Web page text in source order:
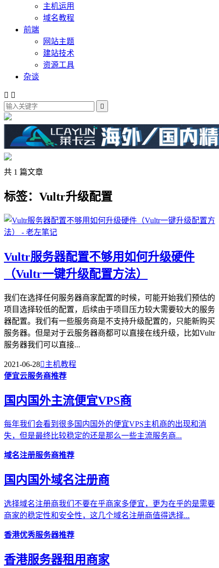
主机运用
域名教程
前端
网站主题
建站技术
资源工具
杂谈
 

共 1 篇文章
标签：Vultr升级配置
Vultr服务器配置不够用如何升级硬件
（Vultr一键升级配置方法）
我们在选择任何服务器商家配置的时候，可能开始我们预估的
项目选择较低的配置，后续由于项目压力较大需要较大的服务
器配置。我们有一些服务商是不支持升级配置的，只能新购买
服务器。但是对于云服务器商都可以直接在线升级，比如Vultr
服务器我们可以直接...
2021-06-28主机教程
便宜云服务商推荐
国内国外主流便宜VPS商
每年我们会看到很多国内国外的便宜VPS主机商的出现和消
失，但是最终比较稳定的还是那么一些主流服务商...
域名注册服务商推荐
国内国外域名注册商
选择域名注册商我们不要在乎商家多便宜，更为在乎的是需要
商家的稳定性和安全性，这几个域名注册商值得选择...
香港优秀服务器推荐
香港服务器租用商家